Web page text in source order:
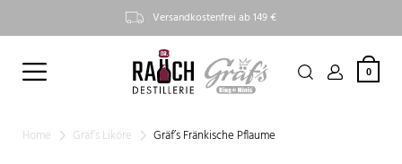
Versandkostenfrei ab 149 €
0
Home Gräf’s Liköre Gräf’s Fränkische Pflaume